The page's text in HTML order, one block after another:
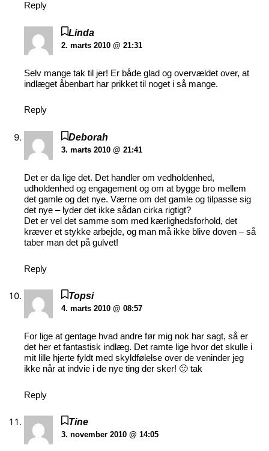
Reply
Linda
2. marts 2010 @ 21:31
Selv mange tak til jer! Er både glad og overvældet over, at
indlæget åbenbart har prikket til noget i så mange.
Reply
Deborah
3. marts 2010 @ 21:41
Det er da lige det. Det handler om vedholdenhed,
udholdenhed og engagement og om at bygge bro mellem
det gamle og det nye. Værne om det gamle og tilpasse sig
det nye – lyder det ikke sådan cirka rigtigt?
Det er vel det samme som med kærlighedsforhold, det
kræver et stykke arbejde, og man må ikke blive doven – så
taber man det på gulvet!
Reply
Topsi
4. marts 2010 @ 08:57
For lige at gentage hvad andre før mig nok har sagt, så er
det her et fantastisk indlæg. Det ramte lige hvor det skulle i
mit lille hjerte fyldt med skyldfølelse over de veninder jeg
ikke når at indvie i de nye ting der sker! 🙂 tak
Reply
Tine
3. november 2010 @ 14:05